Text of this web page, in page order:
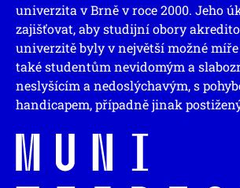
univerzita v Brně v roce 2000. Jeho
zajišťovat, aby studijní obory
univerzitě byly v největší možné
také studentům nevidomým a
neslyšícím a nedoslýchavým, s
handicapem, případně jinak